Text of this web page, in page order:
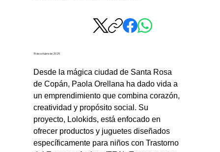
15 de octubre de 2025
Desde la mágica ciudad de Santa Rosa
de Copán, Paola Orellana ha dado vida a
un emprendimiento que combina corazón,
creatividad y propósito social. Su
proyecto, Lolokids, está enfocado en
ofrecer productos y juguetes diseñados
específicamente para niños con Trastorno